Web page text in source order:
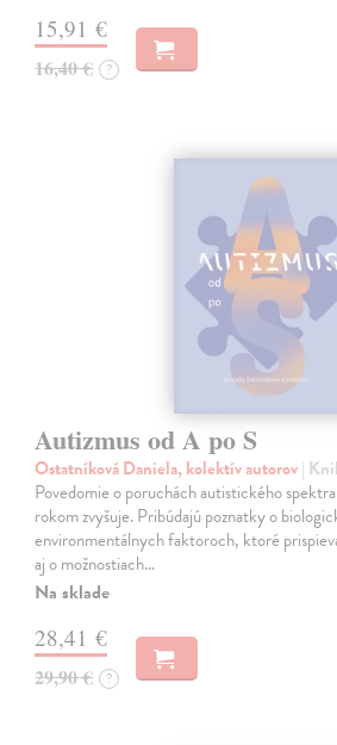
15,91 €
16,40 € ?
Autizmus od A po S
Ostatníková Daniela, kolektív autorov|
Povedomie o poruchách autistického
rokom zvyšuje. Pribúdajú poznatky o
environmentálnych faktoroch, ktoré
aj o možnostiach…
Na sklade
28,41 €
29,90 € ?